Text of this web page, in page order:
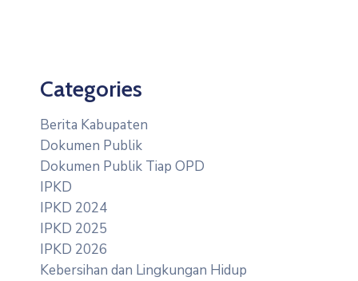
Categories
Berita Kabupaten
Dokumen Publik
Dokumen Publik Tiap OPD
IPKD
IPKD 2024
IPKD 2025
IPKD 2026
Kebersihan dan Lingkungan Hidup